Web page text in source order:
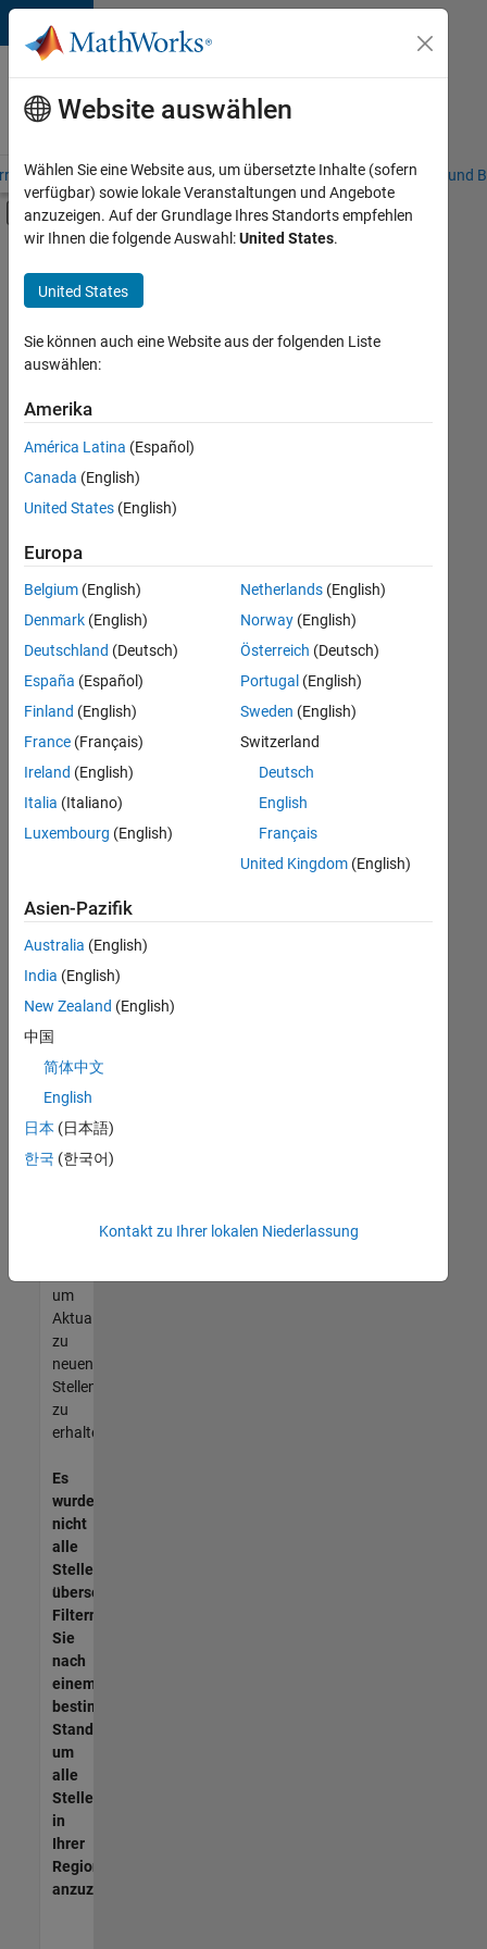
Weiter zum Inhalt
Karriere
bei
MathWorks
– Übersicht Stellensuche Niederlassungen Studierende und
Umschaltung für Off-Canvas-
Hauptinhalt
Praktika
Programm für Berufseinsteiger (EDG)
Business Applications and Tools
Information Technology
Quality Engineering
Software Process Engineering
Technical Writing
User Experience
+7
Derzeit
es
keine
offenen
Stellen,
Ihren
Suchkriterien
entsprechen.
können
die
Suchkriterien
weiter
fassen
oder
alle
Stellenangebote
anzeigen .
noch
keine
offenen
Stellen
können,
die
Ihren
entsprechen,
werden
unseres
um
Aktualisierungen
zu
neuen
Stellenangeboten
zu
erhalten.
Es
wurden
nicht
alle
Stellen
übersetzt.
Filtern
Sie
nach
einem
bestimmten
Standort,
um
alle
Stellenangebote
in
Ihrer
Region
anzuzeigen.
Website auswählen
Wählen Sie eine Website aus, um übersetzte Inhalte (sofern
verfügbar) sowie lokale Veranstaltungen und Angebote
anzuzeigen. Auf der Grundlage Ihres Standorts empfehlen
wir Ihnen die folgende Auswahl:United States.
United States
Sie können auch eine Website aus der folgenden Liste
auswählen:
Amerika
América Latina (Español)
Canada (English)
United States (English)
Europa
Belgium (English)
Denmark (English)
Deutschland (Deutsch)
España (Español)
Finland (English)
France (Français)
Ireland (English)
Italia (Italiano)
Luxembourg (English)
Netherlands(English)
Norway(English)
Österreich (Deutsch)
Portugal (English)
Sweden (English)
Switzerland
Deutsch
English
Français
United Kingdom(English)
Asien-Pazifik
Australia (English)
India (English)
New Zealand (English)
中国
简体中文
English
日本 (日本語)
한국 (한국어)
Kontakt zu Ihrer lokalen Niederlassung